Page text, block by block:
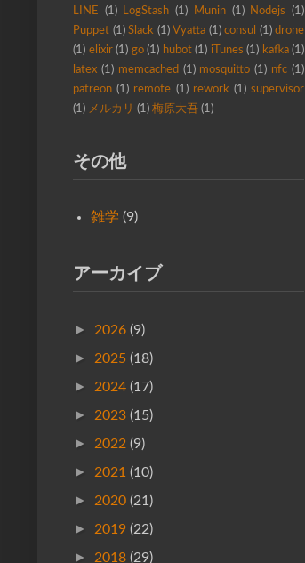
LINE
(1) LogStash (1) Munin (1) Nodejs
(1)
Puppet (1) Slack (1) Vyatta (1) consul (1) drone
(1) elixir (1) go (1) hubot (1) iTunes (1) kafka (1)
latex (1) memcached (1) mosquitto (1) nfc (1)
patreon (1) remote (1) rework (1) supervisor
(1) メルカリ (1) 梅原大吾 (1)
その他
雑学 (9)
アーカイブ
► 2026 (9)
► 2025 (18)
► 2024 (17)
► 2023 (15)
► 2022 (9)
► 2021 (10)
► 2020 (21)
► 2019 (22)
► 2018 (29)